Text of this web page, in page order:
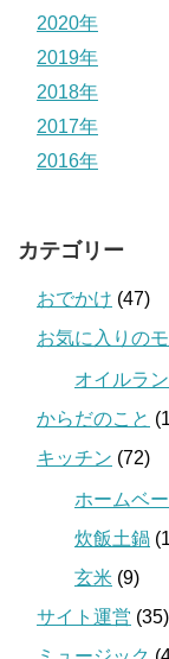
2020年
2019年
2018年
2017年
2016年
カテゴリー
おでかけ (47)
お気に入りの
オイルラ
からだのこと
キッチン (72)
ホームベ
炊飯土鍋
玄米 (9)
サイト運営 (35)